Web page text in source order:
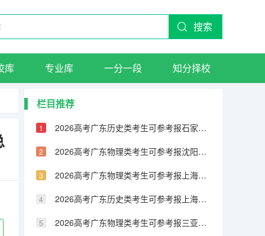
搜索
库 专业库 一分一段 知分择校
栏目推荐
2026高考广东历史类考生可参考报石家庄医学高等专科学校的专业汇总
2026高考广东物理类考生可参考报沈阳工程学院的专业汇总
2026高考广东物理类考生可参考报上海工商外国语职业学院的专业汇总
2026高考广东历史类考生可参考报上海工商外国语职业学院的专业汇总
2026高考广东物理类考生可参考报三亚航空旅游职业学院的专业汇总